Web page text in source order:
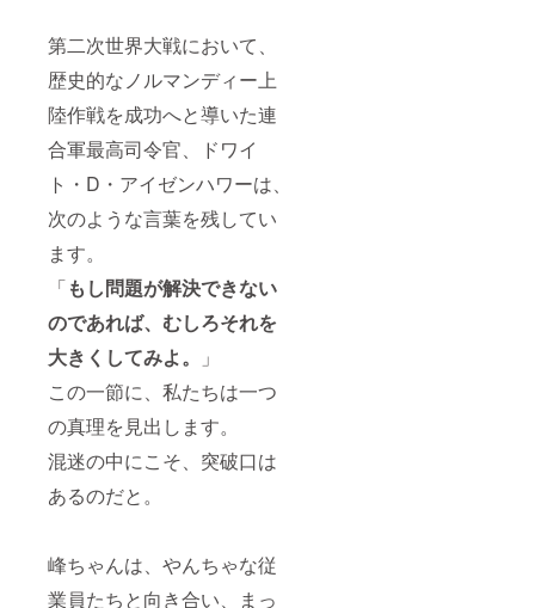
第二次世界大戦において、
歴史的なノルマンディー上
陸作戦を成功へと導いた連
合軍最高司令官、ドワイ
ト・D・アイゼンハワーは、
次のような言葉を残してい
ます。
「もし問題が解決できない
のであれば、むしろそれを
大きくしてみよ。
」
この一節に、私たちは一つ
の真理を見出します。
混迷の中にこそ、突破口は
あるのだと。
峰ちゃんは、やんちゃな従
業員たちと向き合い、まっ